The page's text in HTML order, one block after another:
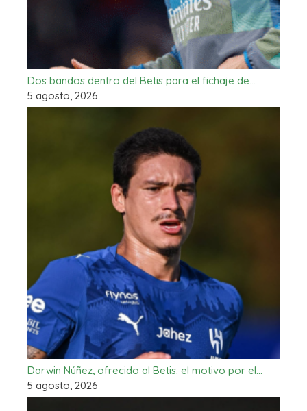
Dos bandos dentro del Betis para el fichaje de…
5 agosto, 2026
Darwin Núñez, ofrecido al Betis: el motivo por el…
5 agosto, 2026